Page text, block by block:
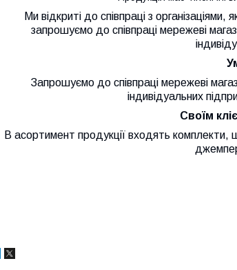
Ми відкриті до співпраці з організаціями,
запрошуємо до співпраці мережеві
Запрошуємо до співпраці мережеві
індивідуальних
Своїм
В асортимент продукції входять